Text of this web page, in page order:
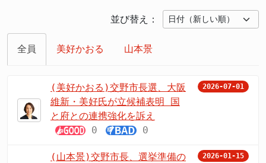
並び替え：
全員 美好かおる 山本景
(美好かおる)交野市長選、大阪
維新・美好氏が立候補表明 国
と府との連携強化を訴え
0
0
2026-07-01
(山本景)交野市長、選挙準備の
2026-01-15